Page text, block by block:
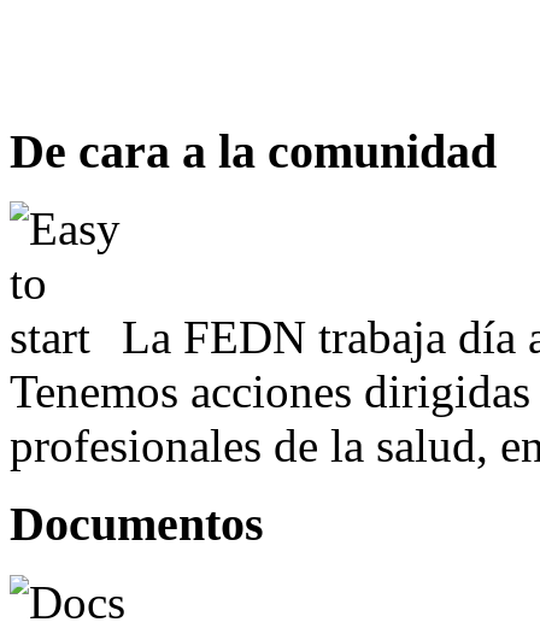
De cara a la comunidad
La FEDN trabaja día
Tenemos acciones
profesionales de la salud,
Documentos